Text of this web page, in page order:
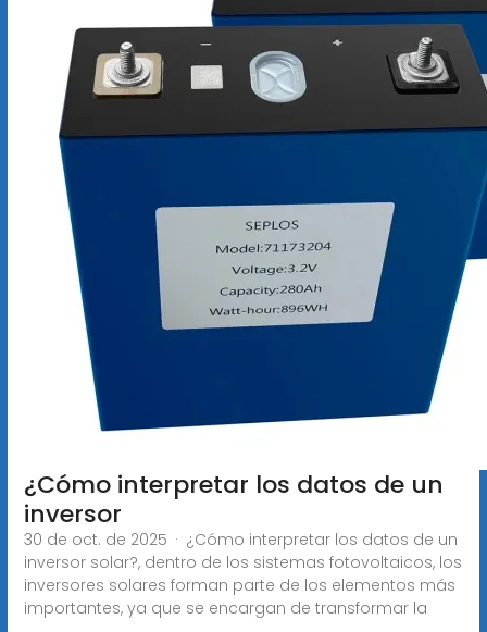
¿Cómo interpretar los datos de un
inversor
30 de oct. de 2025 · ¿Cómo interpretar los datos de un
inversor solar?, dentro de los sistemas fotovoltaicos, los
inversores solares forman parte de los elementos más
importantes, ya que se encargan de transformar la